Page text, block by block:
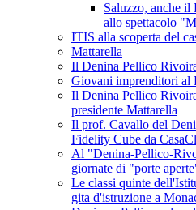
Saluzzo, anche il
allo spettacolo
ITIS alla scoperta del
Mattarella
Il Denina Pellico
Giovani imprenditori al
Il Denina Pellico
presidente Mattarella
Il prof. Cavallo del
Fidelity Cube da
Al "Denina-Pellico-
giornate di "porte
Le classi quinte
gita d'istruzione a